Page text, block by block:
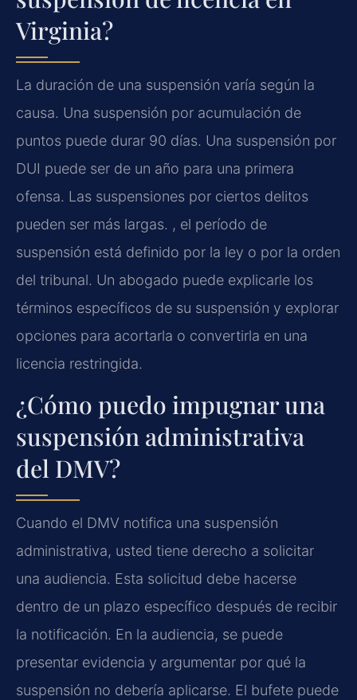
Virginia?
La duración de una suspensión varía según la
causa. Una suspensión por acumulación de
puntos puede durar 90 días. Una suspensión por
DUI puede ser de un año para una primera
ofensa. Las suspensiones por ciertos delitos
pueden ser más largas. , el período de
suspensión está definido por la ley o por la orden
del tribunal. Un abogado puede explicarle los
términos específicos de su suspensión y explorar
opciones para acortarla o convertirla en una
licencia restringida.
¿Cómo puedo impugnar una
suspensión administrativa
del DMV?
Cuando el DMV notifica una suspensión
administrativa, usted tiene derecho a solicitar
una audiencia. Esta solicitud debe hacerse
dentro de un plazo específico después de recibir
la notificación. En la audiencia, se puede
presentar evidencia y argumentar por qué la
suspensión no debería aplicarse. El bufete puede